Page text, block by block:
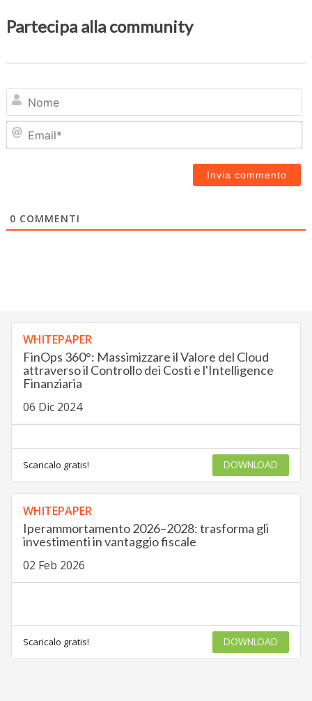
Partecipa alla community
0 COMMENTI
WHITEPAPER
FinOps 360°: Massimizzare il Valore del Cloud
attraverso il Controllo dei Costi e l'Intelligence
Finanziaria
06 Dic 2024
Scaricalo gratis! DOWNLOAD
WHITEPAPER
Iperammortamento 2026–2028: trasforma gli
investimenti in vantaggio fiscale
02 Feb 2026
Scaricalo gratis! DOWNLOAD